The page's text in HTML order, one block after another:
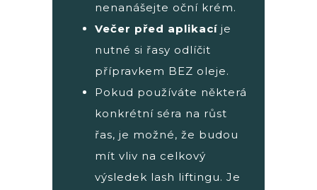
nenanášejte oční krém.
Večer před aplikací je
nutné si řasy odlíčit
přípravkem BEZ oleje.
Pokud používáte některá
konkrétní séra na růst
řas, je možné, že budou
mít vliv na celkový
výsledek lash liftingu. Je